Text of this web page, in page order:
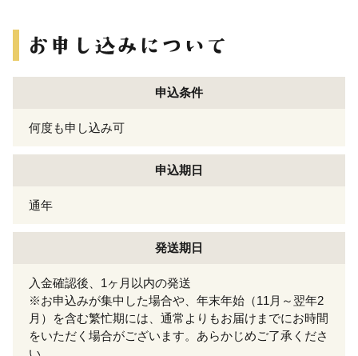
申込条件
何度も申し込み可
申込期日
通年
発送期日
入金確認後、1ヶ月以内の発送
※お申込みが集中した場合や、年末年始（11月～翌年2
月）を含む繁忙期には、通常よりもお届けまでにお時間
をいただく場合がございます。あらかじめご了承くださ
い。